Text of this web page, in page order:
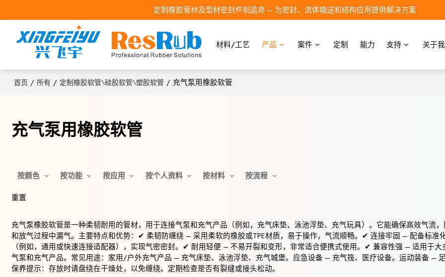
定制橡胶管材及型材密封件制造商 – 为密封、流体输送和结构应用提供解决方案
材料/工艺 产品 案件 定制 能力 支持 关于
首页 / 所有 / 定制橡胶软管\硅胶软管\塑胶软管 / 充气泵用橡胶软管
充气泵用橡胶软管
按颜色 按功能 按应用 按个人资料 按材料
按流程
重置
充气泵橡胶软管是一种柔韧耐用的管材，用于连接气泵和充气产品（例如，充气床垫、泳池浮垫、充气玩具）。它能确保高效气流
和放气过程中漏气。主要特点和优势：✔ 柔韧防缠绕 – 采用柔软的橡胶或TPE材质，易于操作，气流顺畅。✔ 连接牢固 – 配备标准
（例如，通用或快速连接适配器），实现气密密封。✔ 耐用轻便 – 不易开裂和变形，非常适合便携式使用。✔ 兼容性强 – 适用于
气泵和充气产品。常见用途：家用/户外充气产品 – 充气床垫、泳池浮垫、充气城堡。应急设备 – 充气筏、医疗设备。运动装备 –
保养提示：存放时请盘绕在干燥处，以免缠绕。定期检查是否有裂缝或接头松动。